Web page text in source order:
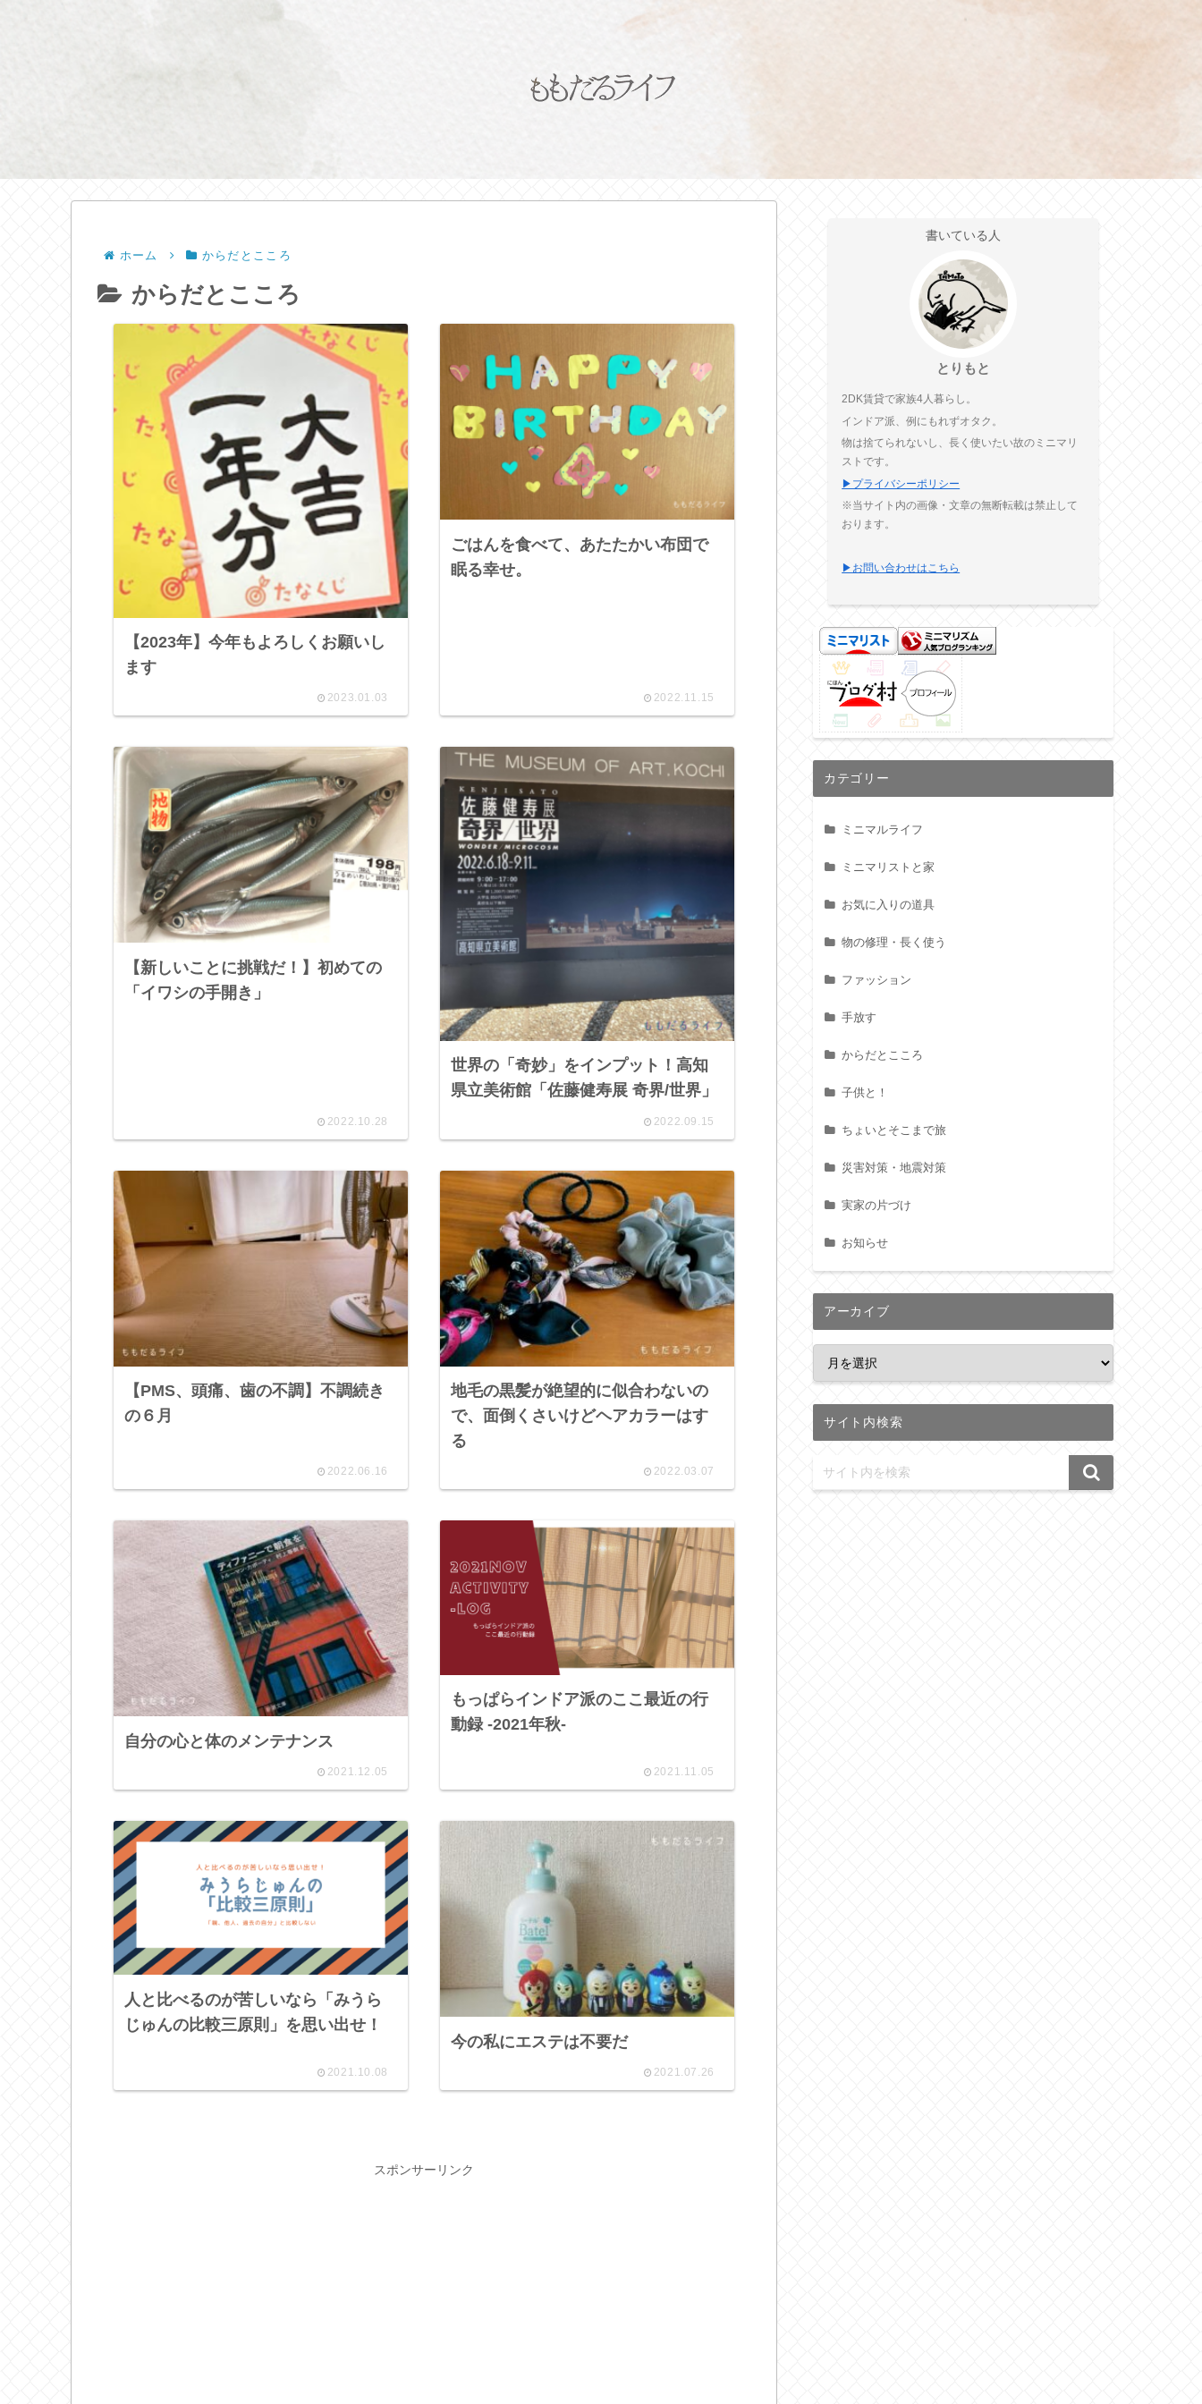
ホーム からだとこころ
からだとこころ
【2023年】今年もよろしくお願いし
ます
2023.01.03
ごはんを食べて、あたたかい布団で
眠る幸せ。
2022.11.15
【新しいことに挑戦だ！】初めての
「イワシの手開き」
2022.10.28
世界の「奇妙」をインプット！高知
県立美術館「佐藤健寿展 奇界/世界」
2022.09.15
【PMS、頭痛、歯の不調】不調続き
の６月
2022.06.16
地毛の黒髪が絶望的に似合わないの
で、面倒くさいけどヘアカラーはす
る
2022.03.07
自分の心と体のメンテナンス
2021.12.05
もっぱらインドア派のここ最近の行
動録 -2021年秋-
2021.11.05
人と比べるのが苦しいなら「みうら
じゅんの比較三原則」を思い出せ！
2021.10.08
今の私にエステは不要だ
2021.07.26
スポンサーリンク
書いている人
とりもと
2DK賃貸で家族4人暮らし。
インドア派、例にもれずオタク。
物は捨てられないし、長く使いたい故のミニマリ
ストです。
▶プライバシーポリシー
※当サイト内の画像・文章の無断転載は禁止して
おります。
▶お問い合わせはこちら
カテゴリー
ミニマルライフ
ミニマリストと家
お気に入りの道具
物の修理・長く使う
ファッション
手放す
からだとこころ
子供と！
ちょいとそこまで旅
災害対策・地震対策
実家の片づけ
お知らせ
アーカイブ
サイト内検索